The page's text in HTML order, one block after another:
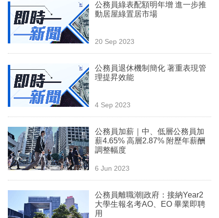
訂
閱
公務員綠表配額明年增 進一步推
動居屋綠置居市場
20 Sep 2023
公務員退休機制簡化 著重表現管
理提昇效能
4 Sep 2023
公務員加薪｜中、低層公務員加
薪4.65% 高層2.87% 附歷年薪酬
調整幅度
6 Jun 2023
公務員離職潮|政府：接納Year2
大學生報名考AO、EO 畢業即聘
用